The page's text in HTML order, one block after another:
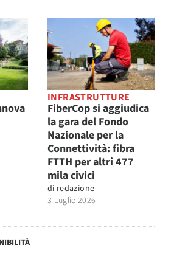
INFRASTRUTTURE
FiberCop si aggiudica
la gara del Fondo
Nazionale per la
Connettività: fibra
FTTH per altri 477
mila civici
di redazione
3 Luglio 2026